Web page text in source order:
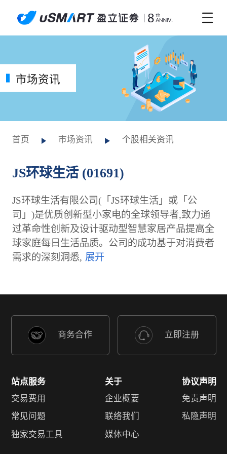
市场资讯
首页 市场资讯 个股相关资讯
JS环球生活 (01691)
JS环球生活有限公司(「JS环球生活」或「公
司」)是优质创新型小家电的全球领导者,致力通
过革命性创新及设计驱动型智慧家居产品提高全
球家庭每日生活品质。公司的成功基于对消费者
需求的深刻洞悉,
商务合作 立即注册
站点服务
交易费用
常见问题
独家交易工具
关于
企业概要
联络我们
媒体中心
协议声明
免责声明
私隐声明